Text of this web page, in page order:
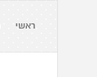
ראשי